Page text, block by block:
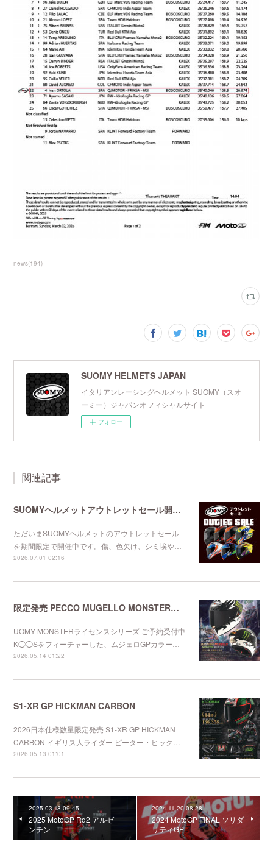
news(194)
SUOMY HELMETS JAPAN
イタリアンレーシングヘルメット SUOMY（スオ
ーミー）ジャパンオフィシャルサイト
フォロー
関連記事
SUOMYヘルメットアウトレットセール開催中
ただいまSUOMYヘルメットのアウトレットセール
を期間限定で開催中です。傷、色欠け、シミ埃や…
2026.07.01 02:16
限定発売 PECCO MUGELLO MONSTERレプリカ
UOMY MONSTERライセンスシリーズ ご予約受付中
K◯◯Sをフィーチャーした、ムジェロGPカラー…
2026.05.14 01:22
S1-XR GP HICKMAN CARBON
2026日本仕様数量限定発売 S1-XR GP HICKMAN
CARBON イギリス人ライダー ピーター・ヒック…
2026.05.13 01:01
2025.03.18 09:45
2025 MotoGP Rd2 アルゼ
ンチン
2024.11.20 08:28
2024 MotoGP FINAL ソリダ
リティGP